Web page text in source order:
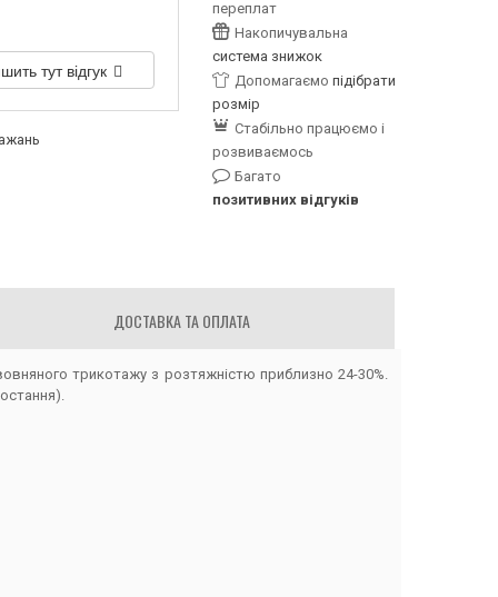
тут відгук
переплат
Накопичувальна
система знижок
Допомагаємо підібрати
розмір
Стабільно працюємо і
розвиваємось
Багато
позитивних відгуків
ДОСТАВКА ТА ОПЛАТА
трикотажу з розтяжністю приблизно 24-30%.